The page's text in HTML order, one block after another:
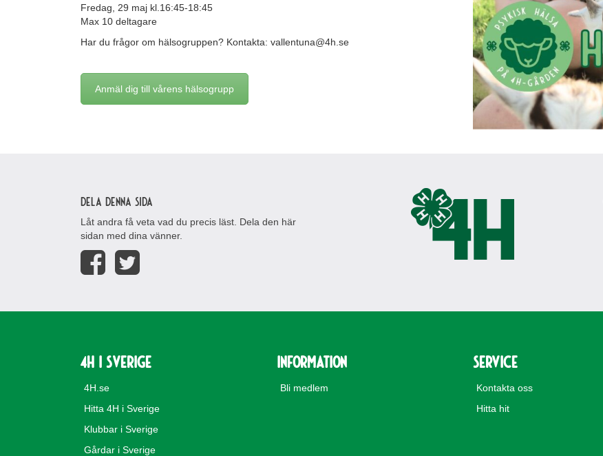
Fredag, 29 maj kl.16:45-18:45
Max 10 deltagare
Har du frågor om hälsogruppen? Kontakta: vallentuna@4h.se
Anmäl dig till vårens hälsogrupp
Dela denna sida
Låt andra få veta vad du precis läst. Dela den här
sidan med dina vänner.
4H i Sverige
4H.se
Hitta 4H i Sverige
Klubbar i Sverige
Gårdar i Sverige
Information
Bli medlem
Service
Kontakta oss
Hitta hit